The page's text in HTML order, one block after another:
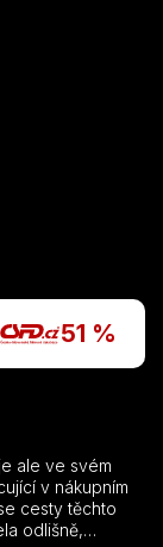
51 %
ale ve svém
v nákupním
cesty těchto
odlišně,